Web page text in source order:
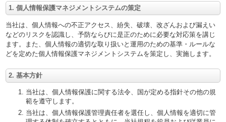
1. 個人情報保護マネジメントシステムの策定
当社は、個人情報への不正アクセス、紛失、破壊、改ざんおよび漏えい
などのリスクを認識し、予防ならびに是正のために必要な対応策を講じ
ます。また、個人情報の適切な取り扱いと運用のための基準・ルールな
どを定めた個人情報保護マネジメントシステムを策定し、実施します。
2. 基本方針
当社は、個人情報保護に関する法令、国が定める指針その他の規
範を遵守します。
当社は、個人情報保護管理責任者を選任し、個人情報を適切に管